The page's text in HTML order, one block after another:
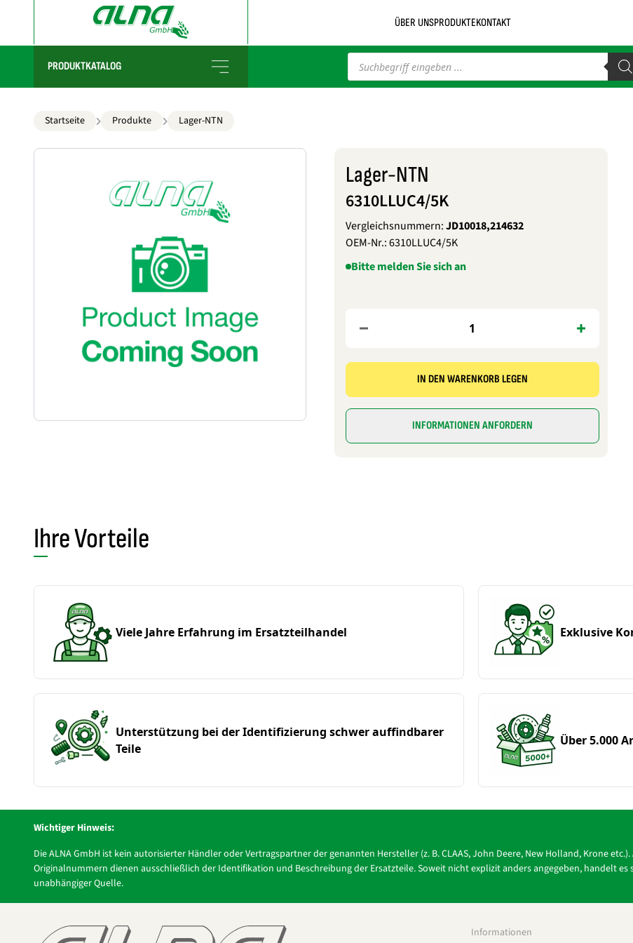
ÜBER UNSPRODUKTEKONTAKT
PRODUKTKATALOG
Products
search
Startseite Produkte Lager-NTN
Lager-NTN
6310LLUC4/5K
Vergleichsnummern:JD10018,214632
OEM-Nr.:6310LLUC4/5K
Bitte melden Sie sich an
IN DEN WARENKORB LEGEN
INFORMATIONEN ANFORDERN
Ihre Vorteile
Viele Jahre Erfahrung im Ersatzteilhandel Exklusive
Unterstützung bei der Identifizierung schwer auffindbarer
Teile
Über 5.000
Wichtiger Hinweis:
Die ALNA GmbH ist kein autorisierter Händler oder Vertragspartner der genannten Hersteller (z. B. CLAAS, John Deere, New Holland, Krone
Originalnummern dienen ausschließlich der Identifikation und Beschreibung der Ersatzteile. Soweit nicht explizit anders angegeben, handelt
unabhängiger Quelle.
Informationen